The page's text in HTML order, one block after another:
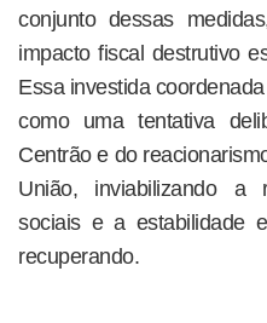
conjunto dessas
impacto fiscal destrutivo
Essa investida
como uma tentativa
Centrão e do
União, inviabilizando a
sociais e a estabilidade
recuperando.